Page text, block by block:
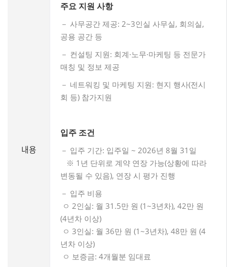
내용
주요 지원 사항
－ 사무공간 제공: 2~3인실 사무실, 회의실,
공용 공간 등
－ 컨설팅 지원: 회계·노무·마케팅 등 전문가
매칭 및 정보 제공
－ 네트워킹 및 마케팅 지원: 현지 행사(전시
회 등) 참가지원
입주 조건
－ 입주 기간: 입주일 ~ 2026년 8월 31일
※ 1년 단위로 계약 연장 가능(상황에 따라
변동될 수 있음), 연장 시 평가 진행
－ 입주 비용
ㅇ 2인실: 월 31.5만 원 (1~3년차), 42만 원
(4년차 이상)
ㅇ 3인실: 월 36만 원 (1~3년차), 48만 원 (4
년차 이상)
ㅇ 보증금: 4개월분 임대료